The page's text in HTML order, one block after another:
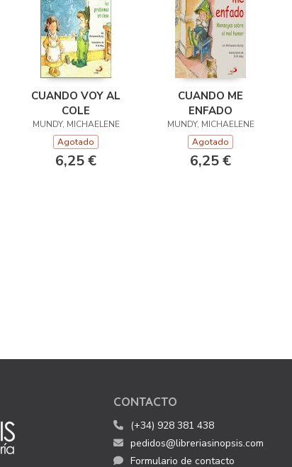
CUANDO VOY AL
COLE
MUNDY, MICHAELENE
Agotado
6,25 €
CUANDO ME
ENFADO
MUNDY, MICHAELENE
Agotado
6,25 €
CONTACTO
(+34) 928 381 438
pedidos@libreriasinopsis.com
Formulario de contacto